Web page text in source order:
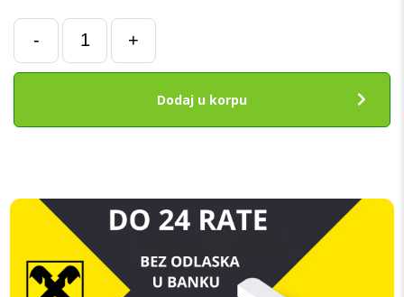
-
Poklopac
baterije
za
ORIGINAL
SH
količina
+
Dodaj u korpu